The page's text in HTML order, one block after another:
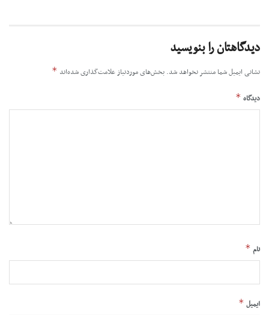
دیدگاهتان را بنویسید
نشانی ایمیل شما منتشر نخواهد شد. بخش‌های موردنیاز علامت‌گذاری شده‌اند *
دیدگاه *
نام *
ایمیل *